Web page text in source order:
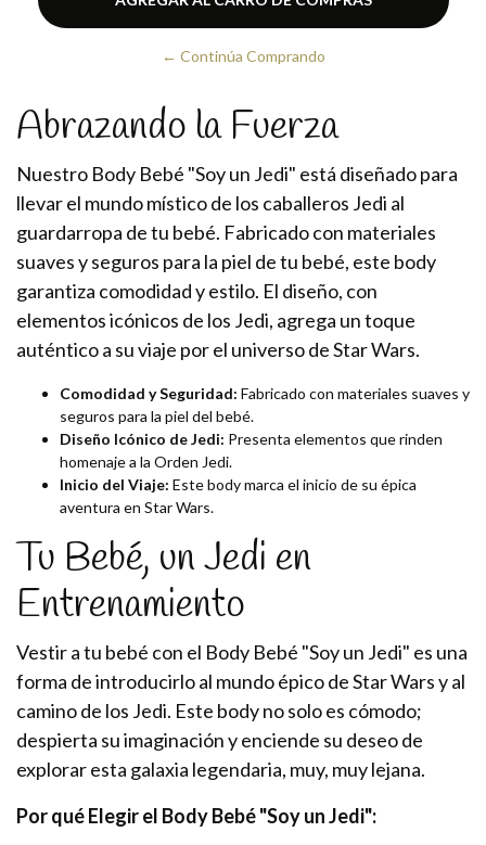
← Continúa Comprando
Abrazando la Fuerza
Nuestro Body Bebé "Soy un Jedi" está diseñado para
llevar el mundo místico de los caballeros Jedi al
guardarropa de tu bebé. Fabricado con materiales
suaves y seguros para la piel de tu bebé, este body
garantiza comodidad y estilo. El diseño, con
elementos icónicos de los Jedi, agrega un toque
auténtico a su viaje por el universo de Star Wars.
Comodidad y Seguridad: Fabricado con materiales suaves y
seguros para la piel del bebé.
Diseño Icónico de Jedi: Presenta elementos que rinden
homenaje a la Orden Jedi.
Inicio del Viaje: Este body marca el inicio de su épica
aventura en Star Wars.
Tu Bebé, un Jedi en
Entrenamiento
Vestir a tu bebé con el Body Bebé "Soy un Jedi" es una
forma de introducirlo al mundo épico de Star Wars y al
camino de los Jedi. Este body no solo es cómodo;
despierta su imaginación y enciende su deseo de
explorar esta galaxia legendaria, muy, muy lejana.
Por qué Elegir el Body Bebé "Soy un Jedi":